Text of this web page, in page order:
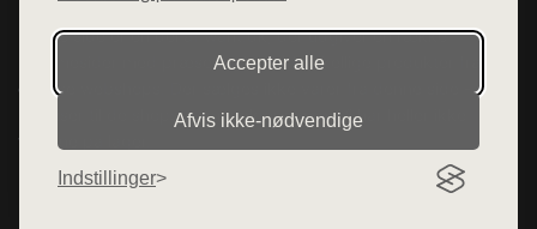
Accepter alle
Afvis ikke‑nødvendige
Indstillinger
Denne side er en del af want.dk, der udgiver en række
hjemmesider med præsentation af forskellige produkter fra
diverse webshops. Der sælges ikke varer fra denne side - vi
henviser til de shops, som sælger varen. Vi har heller ikke
varerne på lager.
© 2026 vestsjaellands-marineservice.dk. Alle rettigheder